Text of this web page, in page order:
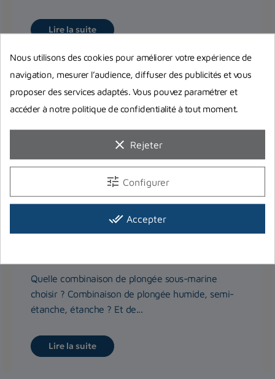
Lire la suite
Comment choisir sa combinaison de
Quelle combinaison de plongée sous-marine
choisir ? Combinaison de plongée humide, semi-
étanche, étanche ? Et de...
Lire la suite
Nous utilisons des cookies pour améliorer votre expérience de
navigation, mesurer l’audience, diffuser des publicités et vous
proposer des services adaptés. Vous pouvez paramétrer et
accéder à notre politique de confidentialité à tout moment.
clear Rejeter
tune Configurer
done_all Accepter